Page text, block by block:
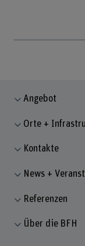
Angebot
Orte +
Kontakte
News +
Referenzen
Über die BFH